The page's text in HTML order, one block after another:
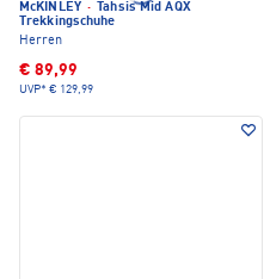
McKINLEY ·
Tahsis Mid AQX
Trekkingschuhe
Herren
€ 89,99
UVP* € 129,99